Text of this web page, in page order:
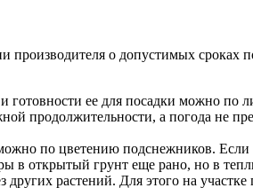
производителя о допустимых
готовности ее для посадки можно
продолжительности, а погода не
по цветению подснежников.
в открытый грунт еще рано, но в
растений. Для этого на